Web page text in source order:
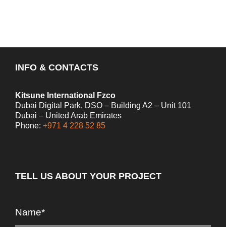
INFO & CONTACTS
Kitsune International Fzco
Dubai Digital Park, DSO – Building A2 – Unit 101
Dubai – United Arab Emirates
Phone: +971 4 228 52 85
TELL US ABOUT YOUR PROJECT